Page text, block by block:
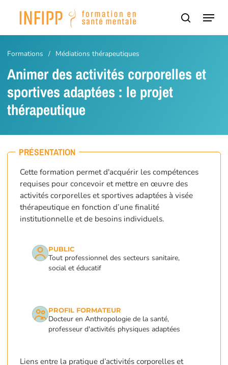
Panneau de gestion des cookies Menu
Formations / Médiations thérapeutiques
Animer des activités corporelles et
sportives adaptées : le projet
thérapeutique
PRÉSENTATION
Cette formation permet d'acquérir les compétences
requises pour concevoir et mettre en œuvre des
activités corporelles et sportives adaptées à visée
thérapeutique en fonction d’une finalité
institutionnelle et de besoins individuels.
PUBLIC
Tout professionnel des secteurs sanitaire,
social et éducatif
PROFIL FORMATEUR
Docteur en Anthropologie de la santé,
professeur d'activités physiques adaptées
Liens entre la pratique d’activités corporelles et